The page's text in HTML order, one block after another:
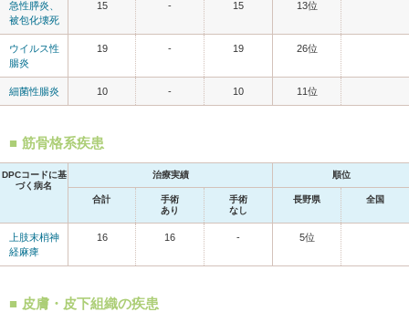
急性膵炎、
被包化壊死
15 - 15 13位
ウイルス性
腸炎
19 - 19 26位
細菌性腸炎 10 - 10 11位
筋骨格系疾患
DPCコードに基
づく病名
治療実績 順位
合計
手術
あり
手術
なし
長野県 全国
上肢末梢神
経麻痺
16 16 - 5位
皮膚・皮下組織の疾患